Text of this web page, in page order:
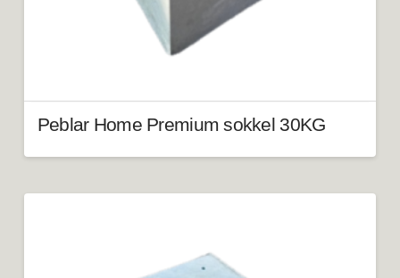
Peblar Home Premium sokkel 30KG